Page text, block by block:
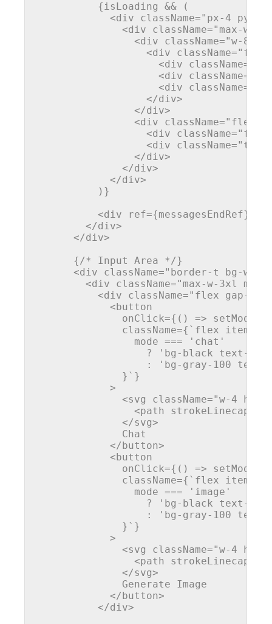
          {isLoading && (
<div className="px-4 py-6"
<div className="max-w-
<div className="w-8
<div className="flex
<div className=
<div className=
<div className=
</div>
</div>
<div className="flex-
<div className=
<div className=
</div>
</div>
</div>
          )}
<div ref={messagesEndRef}
</div>
</div>
      {/* Input Area */}
<div className="border-t bg-
<div className="max-w-3xl mx-
<div className="flex gap-2
< button
onClick={() =>
className={`flex items-
                mode === 'chat'
? 'bg-black text-
: 'bg-gray-100
              }`}
            >
<svg className="w-4 h-4"
<path strokeLinecap
</svg>
              Chat
</ button>
< button
onClick={() =>
className={`flex items-
                mode === 'image'
? 'bg-black text-
: 'bg-gray-100
              }`}
            >
<svg className="w-4 h-4"
<path strokeLinecap
</svg>
              Generate Image
</ button>
</div>